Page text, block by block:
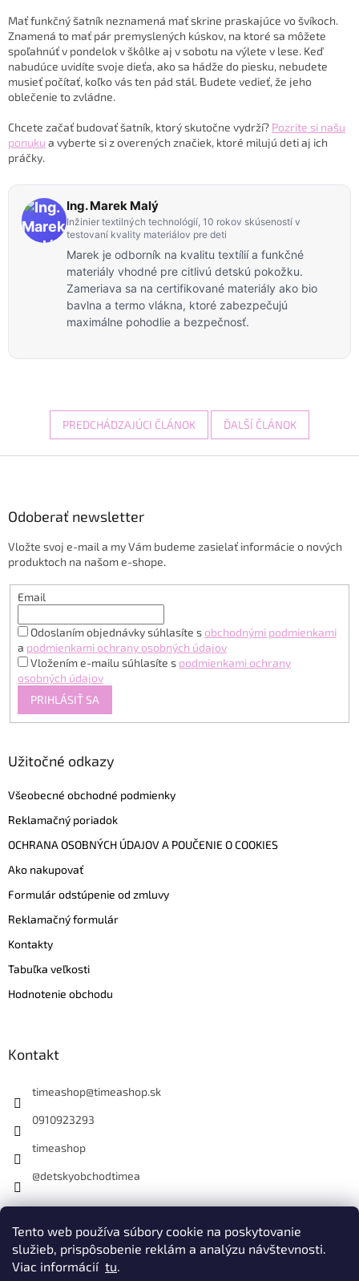
Tento web používa súbory cookie na poskytovanie
služieb, prispôsobenie reklám a analýzu návštevnosti.
Viac informácií tu.
Mať funkčný šatník neznamená mať skrine praskajúce vo švíkoch.
Znamená to mať pár premyslených kúskov, na ktoré sa môžete
spoľahnúť v pondelok v škôlke aj v sobotu na výlete v lese. Keď
nabudúce uvidíte svoje dieťa, ako sa hádže do piesku, nebudete
musieť počítať, koľko vás ten pád stál. Budete vedieť, že jeho
oblečenie to zvládne.
Chcete začať budovať šatník, ktorý skutočne vydrží? Pozrite si našu
ponuku a vyberte si z overených značiek, ktoré milujú deti aj ich
práčky.
Ing. Marek Malý
Inžinier textilných technológií, 10 rokov skúseností v
testovaní kvality materiálov pre deti
Marek je odborník na kvalitu textílií a funkčné
materiály vhodné pre citlivú detskú pokožku.
Zameriava sa na certifikované materiály ako bio
bavlna a termo vlákna, ktoré zabezpečujú
maximálne pohodlie a bezpečnosť.
PREDCHÁDZAJÚCI ČLÁNOK ĎALŠÍ ČLÁNOK
Odoberať newsletter
Vložte svoj e-mail a my Vám budeme zasielať informácie o nových
produktoch na našom e-shope.
Email
Odoslaním objednávky súhlasíte s obchodnými podmienkami
a podmienkami ochrany osobných údajov
Vložením e-mailu súhlasíte s podmienkami ochrany
osobných údajov
PRIHLÁSIŤ SA
Užitočné odkazy
Všeobecné obchodné podmienky
Reklamačný poriadok
OCHRANA OSOBNÝCH ÚDAJOV A POUČENIE O COOKIES
Ako nakupovať
Formulár odstúpenie od zmluvy
Reklamačný formulár
Kontakty
Tabuľka veľkosti
Hodnotenie obchodu
Kontakt
timeashop@timeashop.sk
0910923293
timeashop
@detskyobchodtimea
Instagram